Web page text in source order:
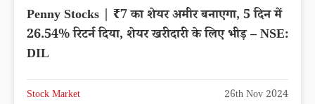
Penny Stocks | ₹7 का शेयर अमीर बनाएगा, 5 दिन में
26.54% रिटर्न दिया, शेयर खरीदारी के लिए भीड़ – NSE:
DIL
Stock Market 26th Nov 2024